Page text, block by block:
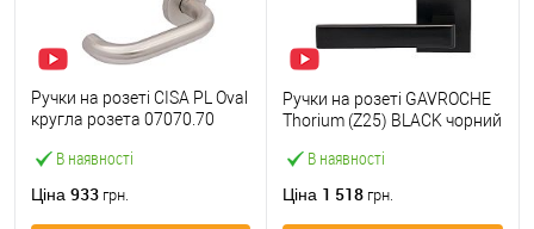
В наявності
Ручки на розеті CISA PL Oval
кругла розета 07070.70
Ціна 933 грн.
В наявності
Ручки на розеті GAVROCHE
Thorium (Z25) BLACK чорний
Ціна 1 518 грн.